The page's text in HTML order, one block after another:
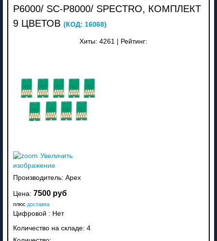
P6000/ SC-P8000/ SPECTRO, КОМПЛЕКТ
9 ЦВЕТОВ (КОД: 16068)
Хиты: 4261 Рейтинг:
Увеличить
изображение
Производитель: Apex
Цена: 7500 руб
плюс доставка
Цифровой : Нет
Количество на складе: 4